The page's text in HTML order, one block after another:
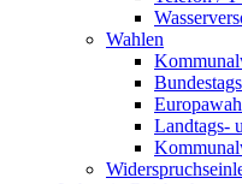
Wahlen
Landtags-